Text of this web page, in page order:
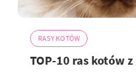
RASY KOTÓW
TOP-10 ras kotów